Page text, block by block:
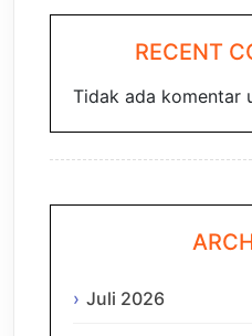
RECENT
Tidak ada komentar
Juli 2026